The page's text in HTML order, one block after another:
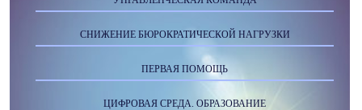
СНИЖЕНИЕ БЮРОКРАТИЧЕСКОЙ НАГРУЗКИ
ПЕРВАЯ ПОМОЩЬ
ЦИФРОВАЯ СРЕДА. ОБРАЗОВАНИЕ